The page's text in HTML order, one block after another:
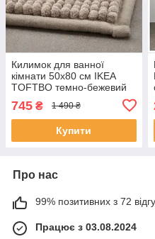
Килимок для ванної
кімнати 50x80 см IKEA
TOFTBO темно-бежевий
однотонний ІКЕА ТОФТБО
745 ₴ 1 490 ₴
Купити
Про нас
99% позитивних з 72
Працює з 03.08.2024